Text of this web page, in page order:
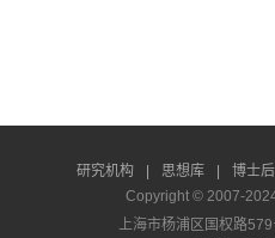
研究机构 | 思想库 | 博士
Copyright © 2007-
上海市杨浦区国权路